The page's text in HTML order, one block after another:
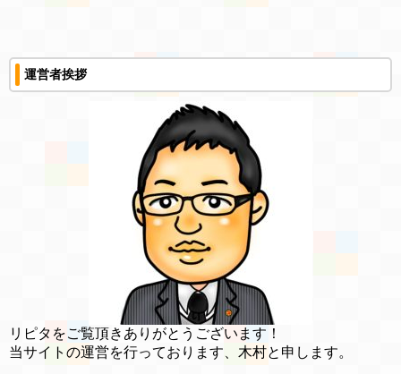
運営者挨拶
リピタをご覧頂きありがとうございます！
当サイトの運営を行っております、木村と申します。